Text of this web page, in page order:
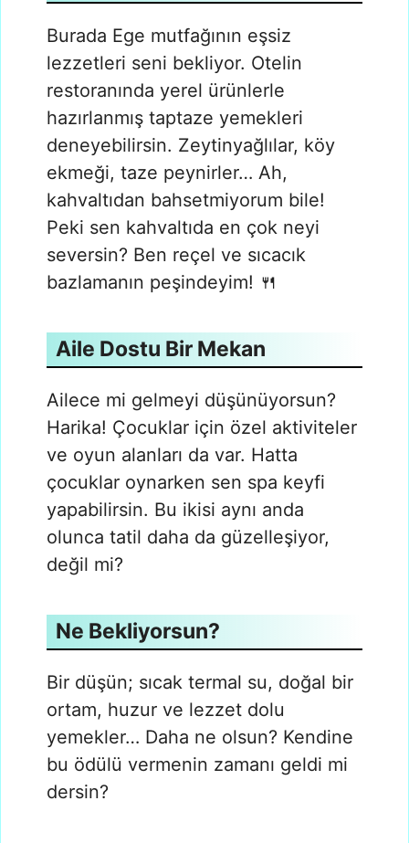
Burada Ege mutfağının eşsiz
lezzetleri seni bekliyor. Otelin
restoranında yerel ürünlerle
hazırlanmış taptaze yemekleri
deneyebilirsin. Zeytinyağlılar, köy
ekmeği, taze peynirler… Ah,
kahvaltıdan bahsetmiyorum bile!
Peki sen kahvaltıda en çok neyi
seversin? Ben reçel ve sıcacık
bazlamanın peşindeyim! 🍴
Aile Dostu Bir Mekan
Ailece mi gelmeyi düşünüyorsun?
Harika! Çocuklar için özel aktiviteler
ve oyun alanları da var. Hatta
çocuklar oynarken sen spa keyfi
yapabilirsin. Bu ikisi aynı anda
olunca tatil daha da güzelleşiyor,
değil mi?
Ne Bekliyorsun?
Bir düşün; sıcak termal su, doğal bir
ortam, huzur ve lezzet dolu
yemekler… Daha ne olsun? Kendine
bu ödülü vermenin zamanı geldi mi
dersin?